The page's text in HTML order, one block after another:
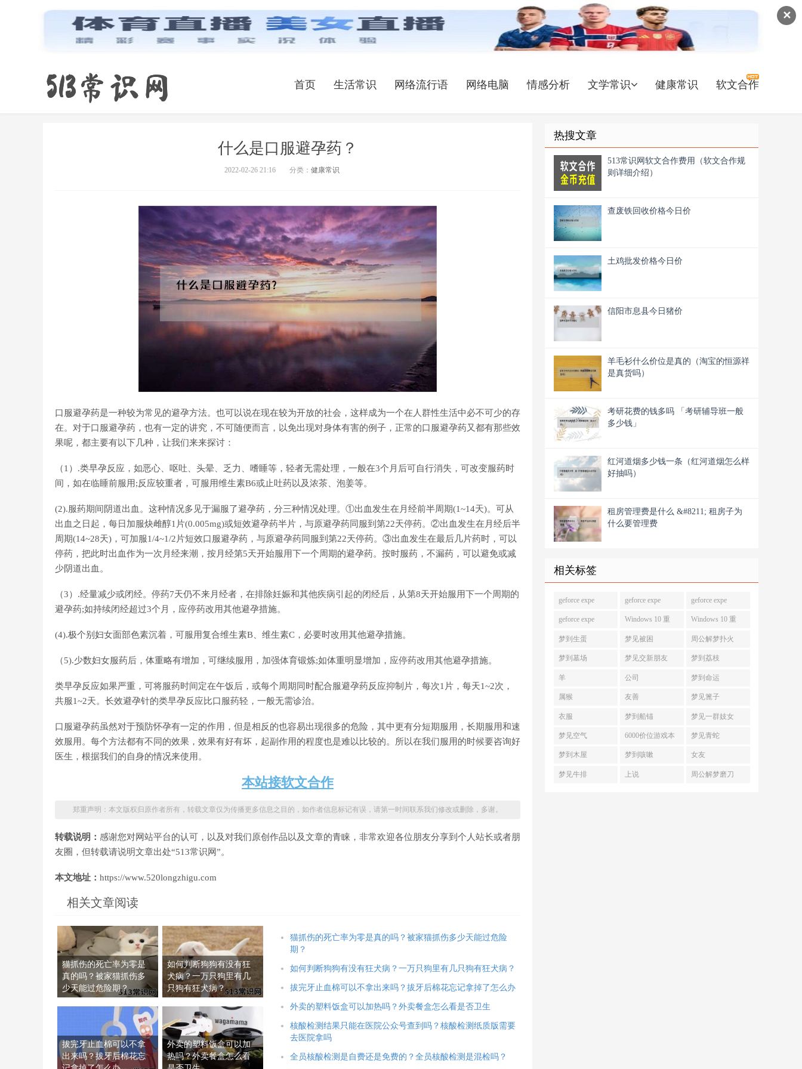
✕
首页 生活常识 网络流行语 网络电脑 情感分析 文学常识 健康常识 软文合作
什么是口服避孕药？
2022-02-26 21:16 分类： 健康常识
口服避孕药是一种较为常见的避孕方法。也可以说在现在较为开放的社会，这样成为一个在人群性生活中必不可少的存
在。对于口服避孕药，也有一定的讲究，不可随便而言，以免出现对身体有害的例子，正常的口服避孕药又都有那些效
果呢，都主要有以下几种，让我们来来探讨：
（1）.类早孕反应，如恶心、呕吐、头晕、乏力、嗜睡等，轻者无需处理，一般在3个月后可自行消失，可改变服药时
间，如在临睡前服用;反应较重者，可服用维生素B6或止吐药以及浓茶、泡姜等。
(2).服药期间阴道出血。这种情况多见于漏服了避孕药，分三种情况处理。①出血发生在月经前半周期(1~14天)。可从
出血之日起，每日加服炔雌醇1片(0.005mg)或短效避孕药半片，与原避孕药同服到第22天停药。②出血发生在月经后半
周期(14~28天)，可加服1/4~1/2片短效口服避孕药，与原避孕药同服到第22天停药。③出血发生在最后几片药时，可以
停药，把此时出血作为一次月经来潮，按月经第5天开始服用下一个周期的避孕药。按时服药，不漏药，可以避免或减
少阴道出血。
（3）.经量减少或闭经。停药7天仍不来月经者，在排除妊娠和其他疾病引起的闭经后，从第8天开始服用下一个周期的
避孕药;如持续闭经超过3个月，应停药改用其他避孕措施。
(4).极个别妇女面部色素沉着，可服用复合维生素B、维生素C，必要时改用其他避孕措施。
（5).少数妇女服药后，体重略有增加，可继续服用，加强体育锻炼;如体重明显增加，应停药改用其他避孕措施。
类早孕反应如果严重，可将服药时间定在午饭后，或每个周期同时配合服避孕药反应抑制片，每次1片，每天1~2次，
共服1~2天。长效避孕针的类早孕反应比口服药轻，一般无需诊治。
口服避孕药虽然对于预防怀孕有一定的作用，但是相反的也容易出现很多的危险，其中更有分短期服用，长期服用和速
效服用。每个方法都有不同的效果，效果有好有坏，起副作用的程度也是难以比较的。所以在我们服用的时候要咨询好
医生，根据我们的自身的情况来使用。
本站接软文合作
郑重声明：本文版权归原作者所有，转载文章仅为传播更多信息之目的，如作者信息标记有误，请第一时间联系我们修改或删除，多谢。
转载说明： 感谢您对网站平台的认可，以及对我们原创作品以及文章的青睐，非常欢迎各位朋友分享到个人站长或者朋
友圈，但转载请说明文章出处“513常识网”。
本文地址： https://www.520longzhigu.com
相关文章阅读
猫抓伤的死亡率为零是
真的吗？被家猫抓伤多
少天能过危险期？
如何判断狗狗有没有狂
犬病？一万只狗里有几
只狗有狂犬病？
拔完牙止血棉可以不拿
出来吗？拔牙后棉花忘
外卖的塑料饭盒可以加
热吗？外卖餐盒怎么看
猫抓伤的死亡率为零是真的吗？被家猫抓伤多少天能过危险
期？
如何判断狗狗有没有狂犬病？一万只狗里有几只狗有狂犬病？
拔完牙止血棉可以不拿出来吗？拔牙后棉花忘记拿掉了怎么办
外卖的塑料饭盒可以加热吗？外卖餐盒怎么看是否卫生
核酸检测结果只能在医院公众号查到吗？核酸检测纸质版需要
去医院拿吗
全员核酸检测是自费还是免费的？全员核酸检测是混检吗？
热搜文章
513常识网软文合作费用（软文合作规
则详细介绍）
查废铁回收价格今日价
土鸡批发价格今日价
信阳市息县今日猪价
羊毛衫什么价位是真的（淘宝的恒源祥
是真货吗）
考研花费的钱多吗 「考研辅导班一般
多少钱」
红河道烟多少钱一条（红河道烟怎么样
好抽吗）
租房管理费是什么 &#8211; 租房子为
什么要管理费
相关标签
geforce expe geforce expe geforce expe
geforce expe Windows 10 重 Windows 10 重
梦到生蛋 梦见被困 周公解梦扑火
梦到墓场 梦见交新朋友 梦到荔枝
羊 公司 梦到命运
属猴 友善 梦见篦子
衣服 梦到船锚 梦见一群妓女
梦见空气 6000价位游戏本 梦见青蛇
梦到木屋 梦到咳嗽 女友
梦见牛排 上说 周公解梦磨刀